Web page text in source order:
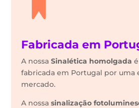
Fabricada em
A nossaSinalética homolgada
fabricada em Portugal por uma
mercado.
A nossasinalização